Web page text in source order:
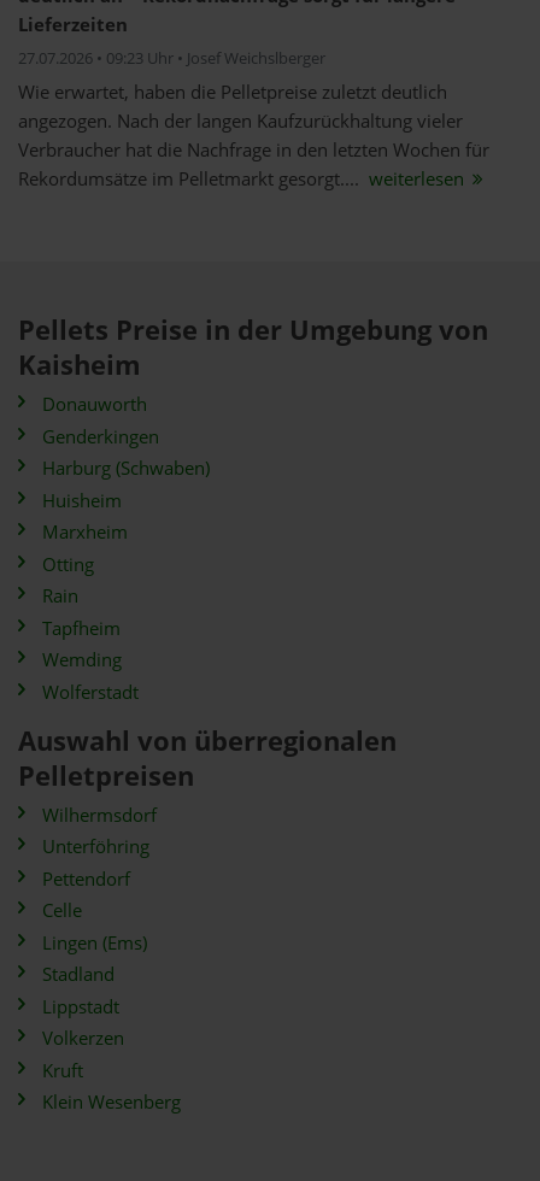
Lieferzeiten
27.07.2026 • 09:23 Uhr • Josef Weichslberger
Wie erwartet, haben die Pelletpreise zuletzt deutlich
angezogen. Nach der langen Kaufzurückhaltung vieler
Verbraucher hat die Nachfrage in den letzten Wochen für
Rekordumsätze im Pelletmarkt gesorgt.... weiterlesen
Pellets Preise in der Umgebung von
Kaisheim
Donauworth
Genderkingen
Harburg (Schwaben)
Huisheim
Marxheim
Otting
Rain
Tapfheim
Wemding
Wolferstadt
Auswahl von überregionalen
Pelletpreisen
Wilhermsdorf
Unterföhring
Pettendorf
Celle
Lingen (Ems)
Stadland
Lippstadt
Volkerzen
Kruft
Klein Wesenberg